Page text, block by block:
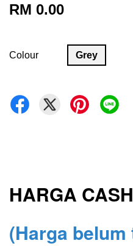
RM 0.00
Colour Grey
HARGA
(Harga